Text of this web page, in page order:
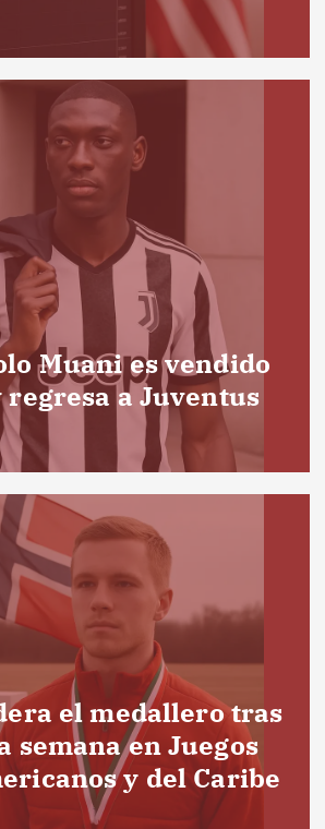
Muani es vendido
regresa a Juventus
el medallero tras
semana en Juegos
y del Caribe